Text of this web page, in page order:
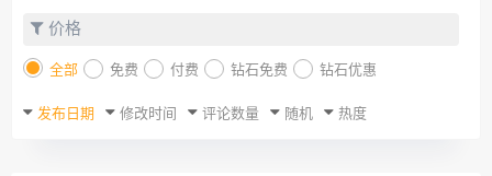
价格
全部 免费 付费 钻石免费 钻石优惠
发布日期 修改时间 评论数量 随机 热度